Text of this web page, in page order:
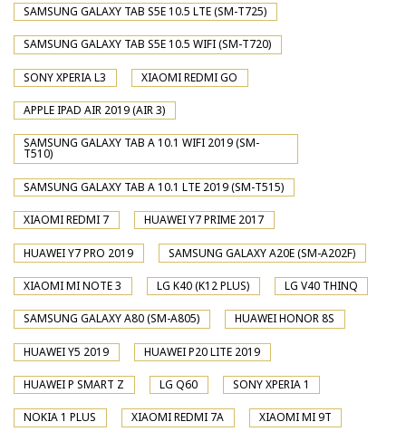
SAMSUNG GALAXY TAB S5E 10.5 LTE (SM-T725)
SAMSUNG GALAXY TAB S5E 10.5 WIFI (SM-T720)
SONY XPERIA L3 XIAOMI REDMI GO
APPLE IPAD AIR 2019 (AIR 3)
SAMSUNG GALAXY TAB A 10.1 WIFI 2019 (SM-
T510)
SAMSUNG GALAXY TAB A 10.1 LTE 2019 (SM-T515)
XIAOMI REDMI 7 HUAWEI Y7 PRIME 2017
HUAWEI Y7 PRO 2019 SAMSUNG GALAXY A20E (SM-A202F)
XIAOMI MI NOTE 3 LG K40 (K12 PLUS) LG V40 THINQ
SAMSUNG GALAXY A80 (SM-A805) HUAWEI HONOR 8S
HUAWEI Y5 2019 HUAWEI P20 LITE 2019
HUAWEI P SMART Z LG Q60 SONY XPERIA 1
NOKIA 1 PLUS XIAOMI REDMI 7A XIAOMI MI 9T